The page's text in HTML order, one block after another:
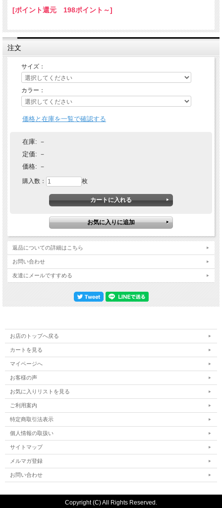
[ポイント還元 198ポイント～]
注文
サイズ：
カラー：
価格と在庫を一覧で確認する
在庫: －
定価: －
価格: －
購入数： 枚
返品についての詳細はこちら
お問い合わせ
友達にメールですすめる
お店のトップへ戻る
カートを見る
マイページへ
お客様の声
お気に入りリストを見る
ご利用案内
特定商取引法表示
個人情報の取扱い
サイトマップ
メルマガ登録
お問い合わせ
Copyright (C) All Rights Reserved.